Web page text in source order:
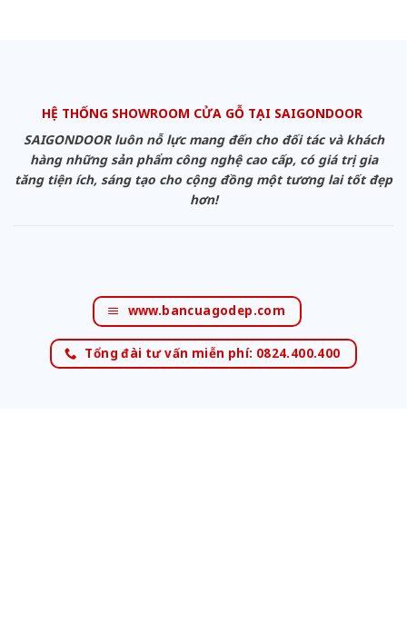
HỆ THỐNG SHOWROOM CỬA GỖ TẠI SAIGONDOOR
SAIGONDOOR luôn nỗ lực mang đến cho đối tác và khách
hàng những sản phẩm công nghệ cao cấp, có giá trị gia
tăng tiện ích, sáng tạo cho cộng đồng một tương lai tốt đẹp
hơn!
www.bancuagodep.com
Tổng đài tư vấn miễn phí: 0824.400.400